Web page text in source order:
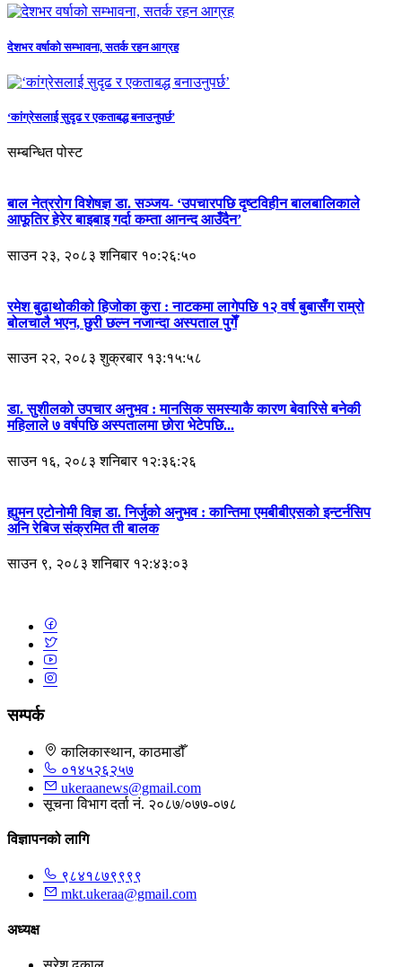
देशभर वर्षाको सम्भावना, सतर्क रहन आग्रह
‘कांग्रेसलाई सुदृढ र एकताबद्ध बनाउनुपर्छ’
सम्बन्धित पोस्ट
बाल नेत्ररोग विशेषज्ञ डा. सञ्जय- ‘उपचारपछि दृष्टविहीन बालबालिकाले
आफूतिर हेरेर बाइबाइ गर्दा कम्ता आनन्द आउँदैन’
साउन २३, २०८३ शनिबार १०:२६:५०
रमेश बुढाथोकीको हिजोका कुरा : नाटकमा लागेपछि १२ वर्ष बुबासँग राम्रो
बोलचालै भएन, छुरी छल्न नजान्दा अस्पताल पुगेँ
साउन २२, २०८३ शुक्रबार १३:१५:५८
डा. सुशीलको उपचार अनुभव : मानसिक समस्याकै कारण बेवारिसे बनेकी
महिलाले ७ वर्षपछि अस्पतालमा छोरा भेटेपछि...
साउन १६, २०८३ शनिबार १२:३६:२६
ह्युमन एटोनोमी विज्ञ डा. निर्जुको अनुभव : कान्तिमा एमबीबीएसको इन्टर्नसिप
अनि रेबिज संक्रमित ती बालक
साउन ९, २०८३ शनिबार १२:४३:०३
सम्पर्क
कालिकास्थान, काठमाडौँ
०१४५२६२५७
ukeraanews@gmail.com
सूचना विभाग दर्ता नं. २०८७/०७७-०७८
विज्ञापनको लागि
९८४१८७९९९९
mkt.ukeraa@gmail.com
अध्यक्ष